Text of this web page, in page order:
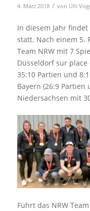
4. März 2018 / von Ulli
In diesem Jahr
statt. Nach einem 5.
Team NRW mit 7
Düsseldorf sur
35:10 Partien und
Bayern (26:9
Niedersachsen mit
Führt das NRW